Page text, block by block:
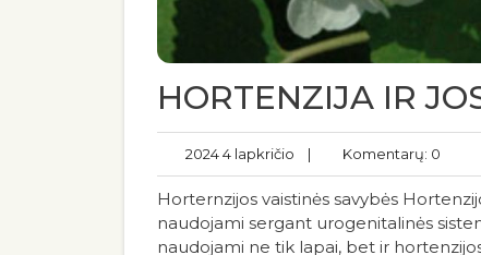
HORTENZIJA IR
2024 4 lapkričio | Komentarų: 0
Horternzijos vaistinės savybės
naudojami sergant urogenitalinės
naudojami ne tik lapai, bet ir